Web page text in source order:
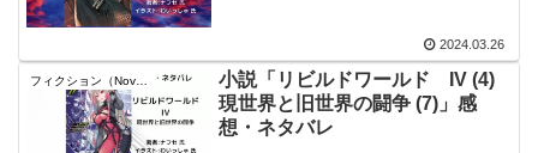
2024.03.26
フィクション（Novel）
小説「リビルドワールド IV (4)
現世界と旧世界の闘争 (7)」感
想・ネタバレ